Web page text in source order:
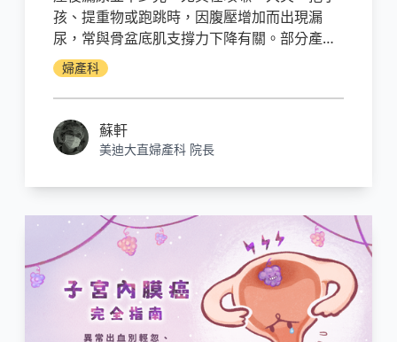
孩、提重物或跑跳時，因腹壓增加而出現漏
尿，常與骨盆底肌支撐力下降有關。部分產後
漏尿會隨著身體恢復逐漸改善；但如果持續數
週至數月，或已經影響生活品質，建議主動就
醫評估產後漏尿治療，不需要一直忍耐。
婦產科
蘇軒
美迪大直婦產科 院長